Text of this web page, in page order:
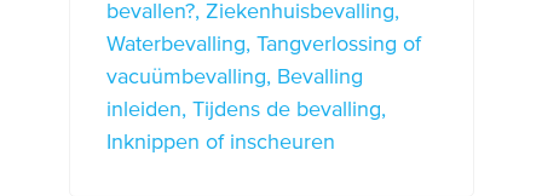
bevallen? Ziekenhuisbevalling
Waterbevalling Tangverlossing of
vacuümbevalling
Bevalling
inleiden Tijdens de bevalling
Inknippen of inscheuren